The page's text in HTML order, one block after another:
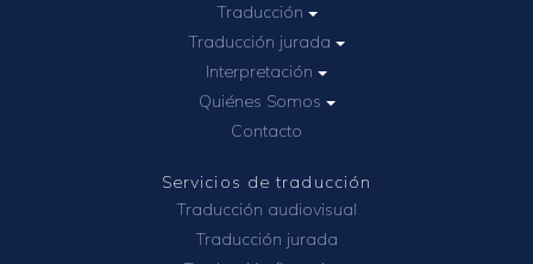
Traducción
Traducción jurada
Interpretación
Quiénes Somos
Contacto
Servicios de traducción
Traducción audiovisual
Traducción jurada